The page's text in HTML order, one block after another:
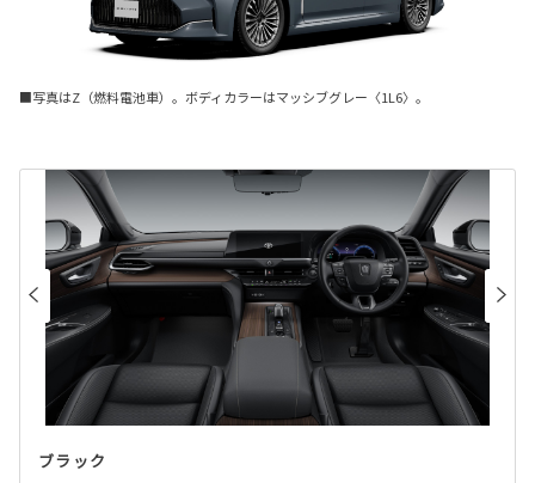
■写真はZ（燃料電池車）。ボディカラーはマッシブグレー〈1L6〉。
ブラック